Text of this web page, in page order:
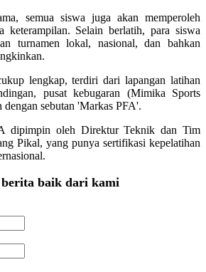
semua siswa juga akan memperoleh
keterampilan. Selain berlatih, para siswa
turnamen lokal, nasional, dan bahkan
lengkap, terdiri dari lapangan latihan
pusat kebugaran (Mimika Sports
dengan sebutan 'Markas PFA'.
dipimpin oleh Direktur Teknik dan Tim
Pikal, yang punya sertifikasi kepelatihan
baik dari kami